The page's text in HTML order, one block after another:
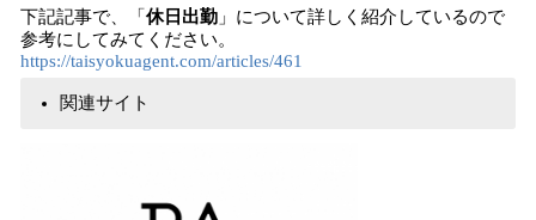
下記記事で、「 休日出勤 」について詳しく紹介しているので
参考にしてみてください。
https://taisyokuagent.com/articles/461
関連サイト